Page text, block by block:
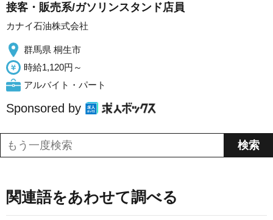
接客・販売系/ガソリンスタンド店員
カナイ石油株式会社
群馬県 桐生市
時給1,120円～
アルバイト・パート
Sponsored by
関連語をあわせて調べる